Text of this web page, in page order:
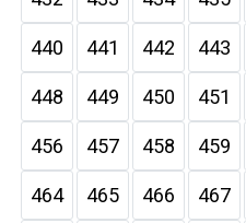
440 441 442 443
448 449 450 451
456 457 458 459
464 465 466 467